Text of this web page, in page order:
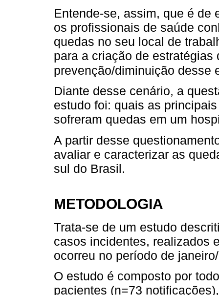
Entende-se, assim, que é de
os profissionais de saúde
quedas no seu local de
para a criação de estratégias
prevenção/diminuição
Diante desse cenário, a
estudo foi: quais as
sofreram quedas em um
A partir desse
avaliar e caracterizar as
sul do Brasil.
METODOLOGIA
Trata-se de um estudo
casos incidentes, realizados
ocorreu no período de
O estudo é composto por
pacientes (n=73